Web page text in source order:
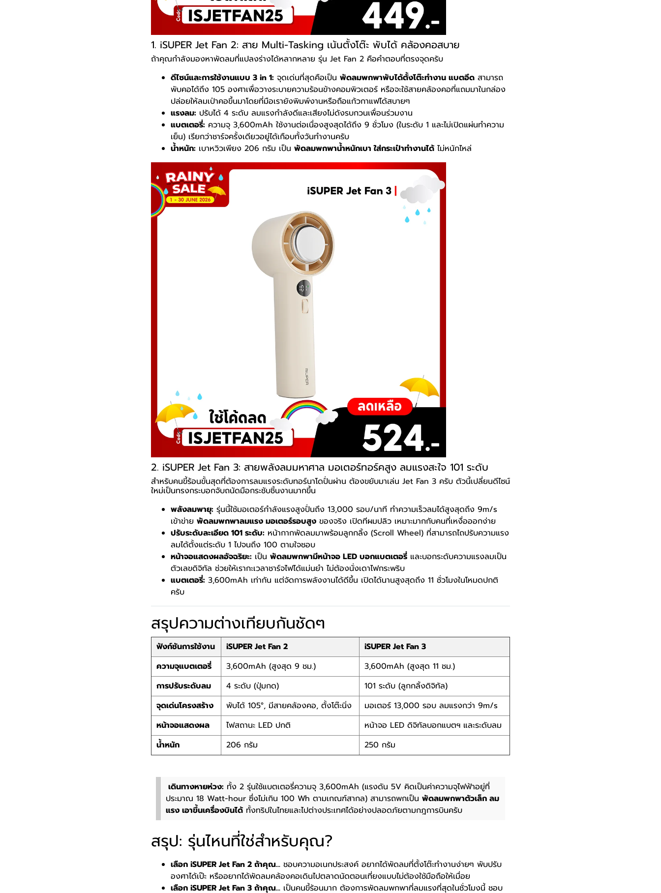
1. iSUPER Jet Fan 2: สาย Multi-Tasking เน้นตั้งโต๊ะ พับได้ คล้องคอสบาย
ถ้าคุณกำลังมองหาพัดลมที่แปลงร่างได้หลากหลาย รุ่น Jet Fan 2 คือคำตอบที่ตรงจุดครับ
ดีไซน์และการใช้งานแบบ 3 in 1: จุดเด่นที่สุดคือเป็น พัดลมพกพาพับได้ตั้งโต๊ะทำงาน แบตอึด สามารถ
พับคอได้ถึง 105 องศาเพื่อวางระบายความร้อนข้างคอมพิวเตอร์ หรือจะใช้สายคล้องคอที่แถมมาในกล่อง
ปล่อยให้ลมเป่าคอขึ้นมาโดยที่มือเรายังพิมพ์งานหรือถือแก้วกาแฟได้สบายๆ
แรงลม: ปรับได้ 4 ระดับ ลมแรงกำลังดีและเสียงไม่ดังรบกวนเพื่อนร่วมงาน
แบตเตอรี่: ความจุ 3,600mAh ใช้งานต่อเนื่องสูงสุดได้ถึง 9 ชั่วโมง (ในระดับ 1 และไม่เปิดแผ่นทำความ
เย็น) เรียกว่าชาร์จครั้งเดียวอยู่ได้เกือบทั้งวันทำงานครับ
น้ำหนัก: เบาหวิวเพียง 206 กรัม เป็น พัดลมพกพาน้ำหนักเบา ใส่กระเป๋าทำงานได้ ไม่หนักไหล่
2. iSUPER Jet Fan 3: สายพลังลมมหาศาล มอเตอร์ทอร์คสูง ลมแรงสะใจ 101 ระดับ
สำหรับคนขี้ร้อนขั้นสุดที่ต้องการลมแรงระดับทอร์นาโดปั่นผ่าน ต้องขยับมาเล่น Jet Fan 3 ครับ ตัวนี้เปลี่ยนดีไซน์
ใหม่เป็นทรงกระบอกจับถนัดมือกระชับชิ้นงานมากขึ้น
พลังลมพายุ: รุ่นนี้ใช้มอเตอร์กำลังแรงสูงปั่นถึง 13,000 รอบ/นาที ทำความเร็วลมได้สูงสุดถึง 9m/s
เข้าข่าย พัดลมพกพาลมแรง มอเตอร์รอบสูง ของจริง เปิดทีผมปลิว เหมาะมากกับคนที่เหงื่อออกง่าย
ปรับระดับละเอียด 101 ระดับ: หน้ากากพัดลมมาพร้อมลูกกลิ้ง (Scroll Wheel) ที่สามารถไถปรับความแรง
ลมได้ตั้งแต่ระดับ 1 ไปจนถึง 100 ตามใจชอบ
หน้าจอแสดงผลอัจฉริยะ: เป็น พัดลมพกพามีหน้าจอ LED บอกแบตเตอรี่ และบอกระดับความแรงลมเป็น
ตัวเลขดิจิทัล ช่วยให้เรากะเวลาชาร์จไฟได้แม่นยำ ไม่ต้องนั่งเดาไฟกระพริบ
แบตเตอรี่: 3,600mAh เท่ากัน แต่จัดการพลังงานได้ดีขึ้น เปิดได้นานสูงสุดถึง 11 ชั่วโมงในโหมดปกติ
ครับ
สรุปความต่างเทียบกันชัดๆ
ฟังก์ชันการใช้งาน iSUPER Jet Fan 2
iSUPER Jet Fan 3
ความจุแบตเตอรี่
3,600mAh (สูงสุด 9 ชม.)
3,600mAh (สูงสุด 11 ชม.)
การปรับระดับลม
4 ระดับ (ปุ่มกด)
101 ระดับ (ลูกกลิ้งดิจิทัล)
จุดเด่นโครงสร้าง
พับได้ 105°, มีสายคล้องคอ, ตั้งโต๊ะนิ่ง
มอเตอร์ 13,000 รอบ ลมแรงกว่า 9m/s
หน้าจอแสดงผล
ไฟสถานะ LED ปกติ
หน้าจอ LED ดิจิทัลบอกแบตฯ และระดับลม
น้ำหนัก
206 กรัม 250 กรัม
️ เดินทางหายห่วง: ทั้ง 2 รุ่นใช้แบตเตอรี่ความจุ 3,600mAh (แรงดัน 5V คิดเป็นค่าความจุไฟฟ้าอยู่ที่
ประมาณ 18 Watt-hour ซึ่งไม่เกิน 100 Wh ตามเกณฑ์สากล) สามารถพกเป็น พัดลมพกพาตัวเล็ก ลม
แรง เอาขึ้นเครื่องบินได้ ทั้งทริปในไทยและไปต่างประเทศได้อย่างปลอดภัยตามกฎการบินครับ
สรุป: รุ่นไหนที่ใช่สำหรับคุณ?
เลือก iSUPER Jet Fan 2 ถ้าคุณ... ชอบความอเนกประสงค์ อยากได้พัดลมที่ตั้งโต๊ะทำงานง่ายๆ พับปรับ
องศาได้เป๊ะ หรืออยากได้พัดลมคล้องคอเดินไปตลาดนัดตอนเที่ยงแบบไม่ต้องใช้มือถือให้เมื่อย
เลือก iSUPER Jet Fan 3 ถ้าคุณ... เป็นคนขี้ร้อนมาก ต้องการพัดลมพกพาที่ลมแรงที่สุดในชั่วโมงนี้ ชอบ